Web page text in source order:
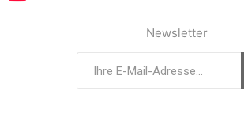
Newsletter